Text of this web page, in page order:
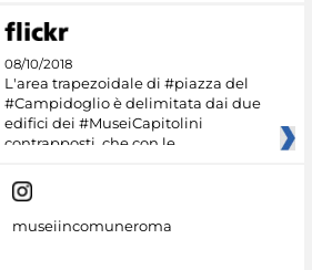
08/10/2018
L'area trapezoidale di #piazza del
#Campidoglio è delimitata dai due
edifici dei #MuseiCapitolini
contrapposti, che con le
museiincomuneroma